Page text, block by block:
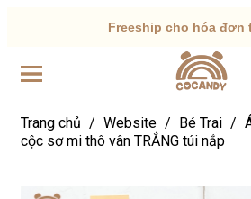
Freeship cho hóa đơn
Trang chủ / Website / Bé Trai /
cộc sơ mi thô vân TRẮNG túi nắp